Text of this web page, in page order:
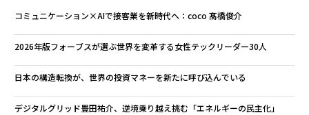
コミュニケーション×AIで接客業を新時代へ：coco 髙橋俊介
2026年版フォーブスが選ぶ世界を変革する女性テックリーダー30人
日本の構造転換が、世界の投資マネーを新たに呼び込んでいる
デジタルグリッド豊田祐介、逆境乗り越え挑む「エネルギーの民主化」